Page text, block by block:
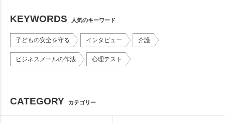
KEYWORDS 人気のキーワード
子どもの安全を守る インタビュー 介護
ビジネスメールの作法 心理テスト
CATEGORY カテゴリー